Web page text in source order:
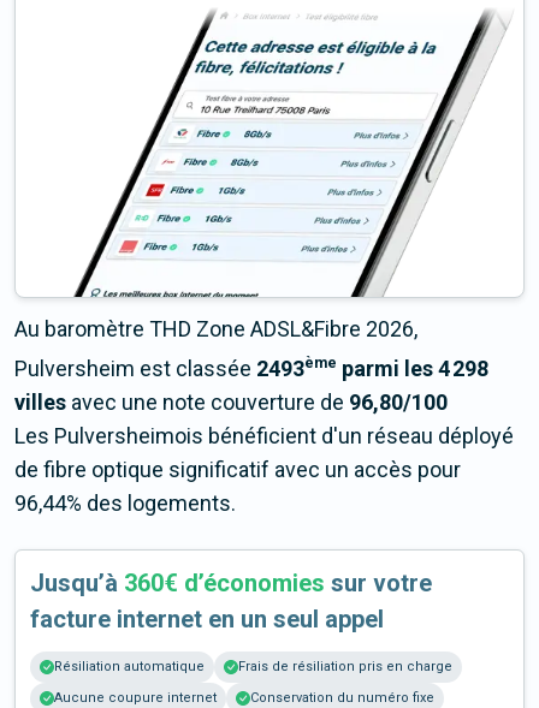
Au baromètre THD Zone ADSL&Fibre 2026,
Pulversheim est classée 2493ème parmi les 4 298
villes avec une note couverture de 96,80/100
Les Pulversheimois bénéficient d'un réseau déployé
de fibre optique significatif avec un accès pour
96,44% des logements.
Jusqu’à 360€ d’économies sur votre
facture internet en un seul appel
Résiliation automatique
Frais de résiliation pris en charge
Aucune coupure internet
Conservation du numéro fixe